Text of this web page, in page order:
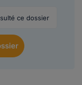
ce dossier